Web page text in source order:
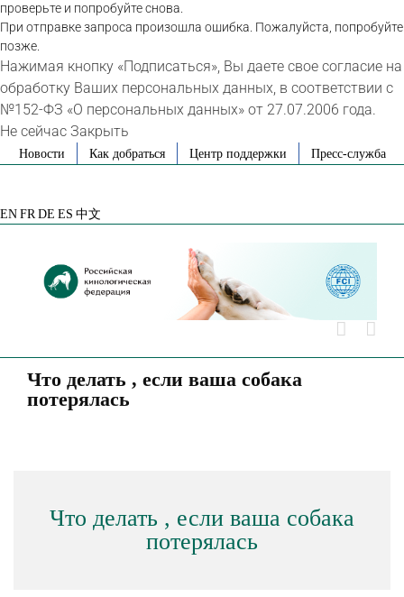
проверьте и попробуйте снова.
При отправке запроса произошла ошибка. Пожалуйста, попробуйте
позже.
Нажимая кнопку «Подписаться», Вы даете свое согласие на
обработку Ваших персональных данных, в соответствии с
№152-ФЗ «О персональных данных» от 27.07.2006 года.
Не сейчас Закрыть
SkipНовости Как добраться Центр поддержки Пресс-служба
EN FR DE ES 中文
Что делать , если ваша собака
потерялась
Что делать , если ваша собака
потерялась